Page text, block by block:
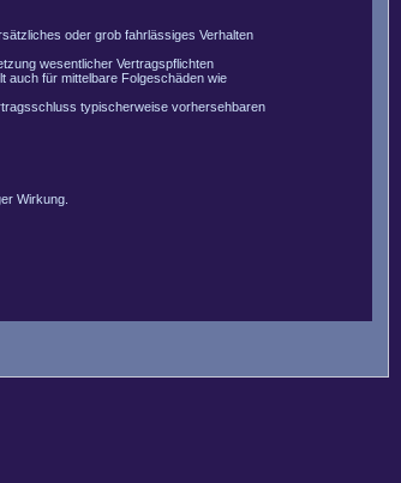
oder grob fahrlässiges Verhalten
wesentlicher Vertragspflichten
auch für mittelbare Folgeschäden wie
typischerweise vorhersehbaren
Wirkung.